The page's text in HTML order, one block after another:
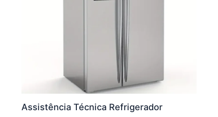
Assistência Técnica Refrigerador